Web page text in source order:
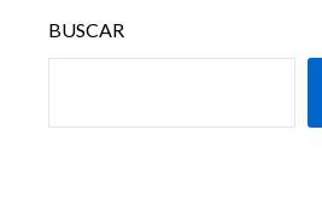
BUSCAR